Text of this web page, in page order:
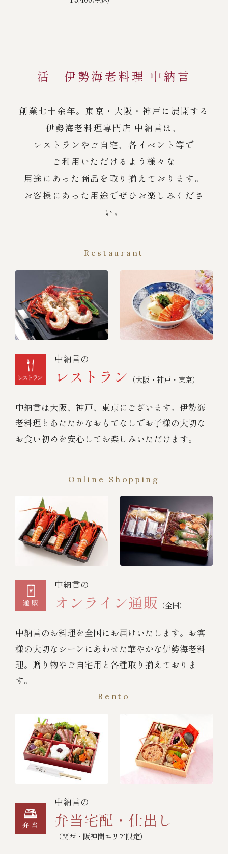
活 伊勢海老料理 中納言
創業七十余年。東京・大阪・神戸に展開する
伊勢海老料理専門店 中納言は、
レストランやご自宅、各イベント等で
ご利用いただけるよう様々な
用途にあった商品を取り揃えております。
お客様にあった用途でぜひお楽しみくださ
い。
Restaurant
中納言の
レストラン （大阪・神戸・東京）
中納言は大阪、神戸、東京にございます。伊勢海
老料理とあたたかなおもてなしでお子様の大切な
お食い初めを安心してお楽しみいただけます。
Online Shopping
中納言の
オンライン通販 （全国）
中納言のお料理を全国にお届けいたします。お客
様の大切なシーンにあわせた華やかな伊勢海老料
理。贈り物やご自宅用と各種取り揃えておりま
す。
Bento
中納言の
弁当宅配・仕出し
（関西・阪神間エリア限定）